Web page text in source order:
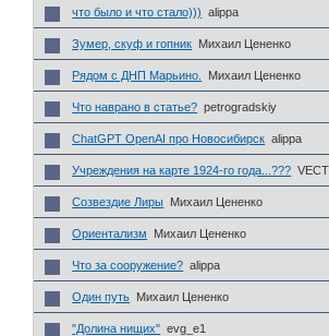
что было и что стало))) alippa
Зумер, скуф и гопник Михаил Цененко
Рядом с ДНП Марьино. Михаил Цененко
Что наврано в статье? petrogradskiy
ChatGPT OpenAI про Новосибирск alippa
Учреждения на карте 1924-го года...???
Созвездие Лиры Михаил Цененко
Ориентализм Михаил Цененко
Что за сооружение? alippa
Один путь Михаил Цененко
"Долина нищих" evg_e1